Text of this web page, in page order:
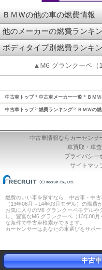
ＢＭＷの他の車の燃費情報
他のメーカーの燃費ランキ
ボディタイプ別燃費ランキ
▲M6 グランクーペ（
中古車トップ 中古車メーカー一覧 ＢＭ
中古車トップ 燃費ランキング ＢＭＷの
中古車情報ならカーセンサ
車買取・車
プライバシー
サイトマッ
燃費のいい車を探すなら、中古車・中
（13年08月～14年03月モデル）の燃費
お気に入りのM6 グランクーペモデル
し。豊富なM6 グランクーペ（13年08
な条件で中古車検索ができます。
カーセンサーはあなたの車選びをサポー
中古